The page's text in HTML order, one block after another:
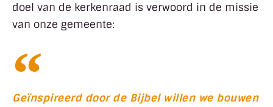
doel van de kerkenraad is verwoord in de missie
van onze gemeente:
Geïnspireerd door de Bijbel willen we bouwen